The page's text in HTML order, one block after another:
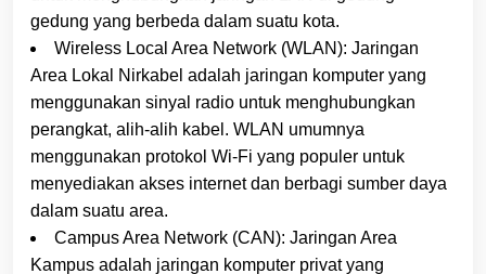
gedung yang berbeda dalam suatu kota.
Wireless Local Area Network (WLAN): Jaringan
Area Lokal Nirkabel adalah jaringan komputer yang
menggunakan sinyal radio untuk menghubungkan
perangkat, alih-alih kabel. WLAN umumnya
menggunakan protokol Wi-Fi yang populer untuk
menyediakan akses internet dan berbagi sumber daya
dalam suatu area.
Campus Area Network (CAN): Jaringan Area
Kampus adalah jaringan komputer privat yang